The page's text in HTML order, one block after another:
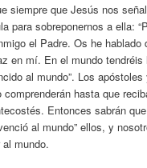
siempre que Jesús nos
para sobreponernos a ella:
el Padre. Os he hablado
en mí. En el mundo tendréis
al mundo”. Los
hasta que
Entonces sabrán
al mundo” ellos, y
mundo.